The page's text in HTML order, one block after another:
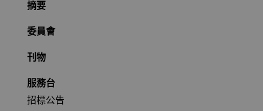
摘要
委員會
刊物
服務台
招標公告